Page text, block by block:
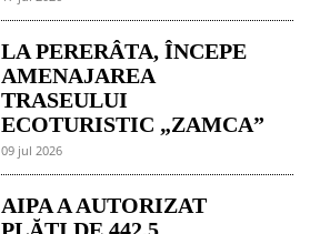
LA PERERÂTA, ÎNCEPE
AMENAJAREA
TRASEULUI
ECOTURISTIC „ZAMCA”
09 jul 2026
AIPA A AUTORIZAT